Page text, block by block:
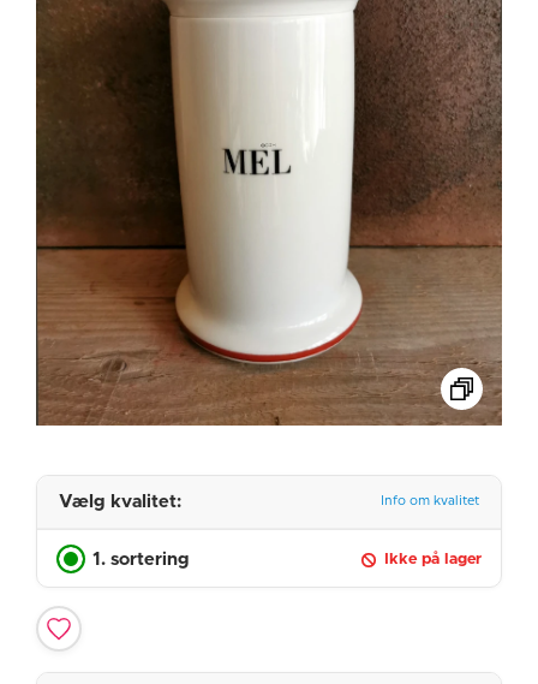
Vælg kvalitet: Info om kvalitet
1. sortering Ikke på lager